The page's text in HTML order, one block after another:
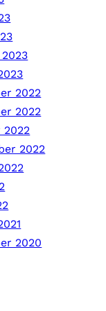
2022
2022
2022
2022
2020